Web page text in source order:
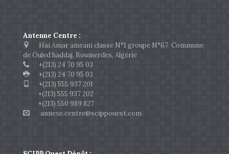
Antenne Centre :
Hai Amar amrani classe N°1 groupe N°67 Commune
de Ouled haddaj, Boumerdes, Algérie
+(213) 24 70 95 03
+(213) 24 70 95 03
+(213) 555 937 201
+(213) 555 937 202
+(213) 550 989 827
annexe.centre@scippouest.com